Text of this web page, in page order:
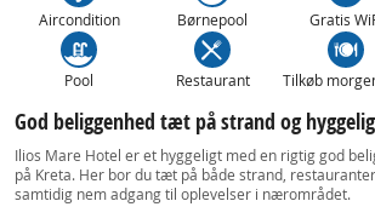
Aircondition Børnepool Gratis
Pool Restaurant Tilkøb
God beliggenhed tæt på strand og
Ilios Mare Hotel er et hyggeligt med en rigtig god
på Kreta. Her bor du tæt på både strand,
samtidig nem adgang til oplevelser i nærområdet.